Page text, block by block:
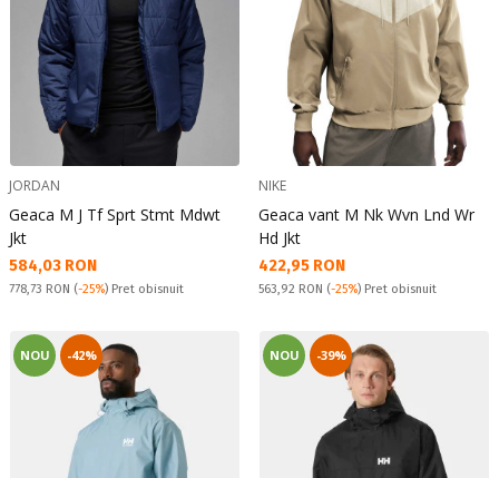
JORDAN
Geaca M J Tf Sprt Stmt Mdwt
Jkt
Текуща цена:
584,03 RON
Pret obisnuit:
778,73 RON (-25%) Pret obisnuit
NIKE
Geaca vant M Nk Wvn Lnd Wr
Hd Jkt
Текуща цена:
422,95 RON
Pret obisnuit:
563,92 RON (-25%) Pret obisnuit
NOU -42% NOU -39%